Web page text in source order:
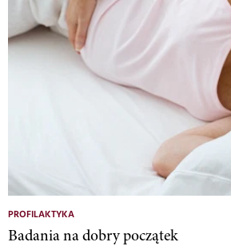
PROFILAKTYKA
Badania na dobry początek